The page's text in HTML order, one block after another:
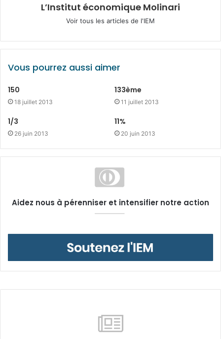
L’Institut économique Molinari
Voir tous les articles de l'IEM
Vous pourrez aussi aimer
150
18 juillet 2013
133ème
11 juillet 2013
1/3
26 juin 2013
11%
20 juin 2013
Aidez nous à pérenniser et intensifier notre action